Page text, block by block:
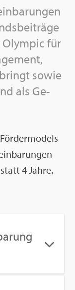
Olym­pic für
sowie
als Ge­
4 Jahre.